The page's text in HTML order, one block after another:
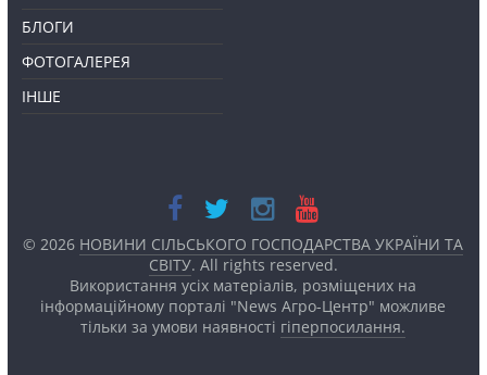
БЛОГИ
ФОТОГАЛЕРЕЯ
ІНШЕ
© 2026 НОВИНИ СІЛЬСЬКОГО ГОСПОДАРСТВА УКРАЇНИ ТА
СВІТУ. All rights reserved.
Використання усіх матеріалів, розміщених на
інформаційному порталі "News Агро-Центр" можливе
тільки за умови наявності гіперпосилання.